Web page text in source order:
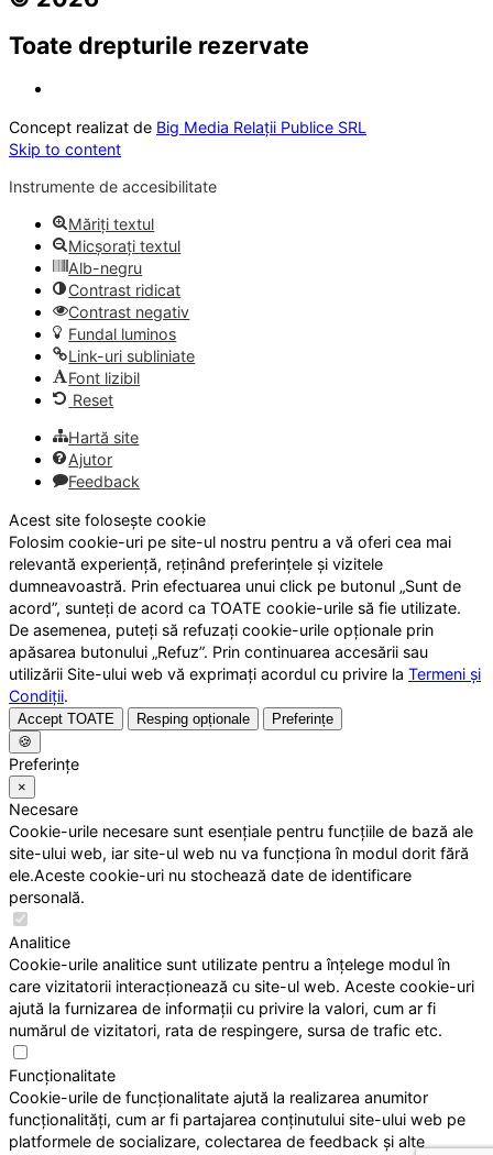
Toate drepturile rezervate
Concept realizat de Big Media Relații Publice SRL
Skip to content
Instrumente de accesibilitate
Măriți textul
Micșorați textul
Alb-negru
Contrast ridicat
Contrast negativ
Fundal luminos
Link-uri subliniate
Font lizibil
Reset
Hartă site
Ajutor
Feedback
Acest site folosește cookie
Folosim cookie-uri pe site-ul nostru pentru a vă oferi cea mai
relevantă experiență, reținând preferințele și vizitele
dumneavoastră. Prin efectuarea unui click pe butonul „Sunt de
acord”, sunteți de acord ca TOATE cookie-urile să fie utilizate.
De asemenea, puteți să refuzați cookie-urile opționale prin
apăsarea butonului „Refuz”. Prin continuarea accesării sau
utilizării Site-ului web vă exprimați acordul cu privire la Termeni și
Condiții.
Accept TOATE Resping opționale
Preferințe
🍪
Preferințe
×
Necesare
Cookie-urile necesare sunt esențiale pentru funcțiile de bază ale
site-ului web, iar site-ul web nu va funcționa în modul dorit fără
ele.Aceste cookie-uri nu stochează date de identificare
personală.
Analitice
Cookie-urile analitice sunt utilizate pentru a înțelege modul în
care vizitatorii interacționează cu site-ul web. Aceste cookie-uri
ajută la furnizarea de informații cu privire la valori, cum ar fi
numărul de vizitatori, rata de respingere, sursa de trafic etc.
Funcționalitate
Cookie-urile de funcționalitate ajută la realizarea anumitor
funcționalități, cum ar fi partajarea conținutului site-ului web pe
platformele de socializare, colectarea de feedback și alte